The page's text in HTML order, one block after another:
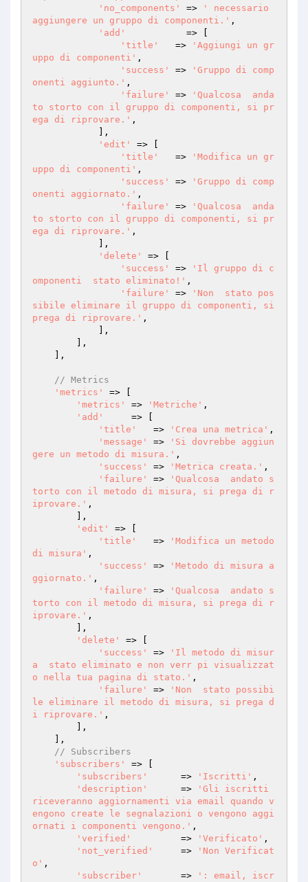
'no_components'
=>
' necessario
aggiungere un gruppo di componenti.' ,
'add'
           => [
'title'
   =>
'Aggiungi un gr
uppo di componenti' ,
'success'
=>
'Gruppo di comp
onenti aggiunto.' ,
'failure'
=>
'Qualcosa  anda
to storto con il gruppo di componenti, si pr
ega di riprovare.' ,
'edit'
=> [
'title'
   =>
'Modifica un gr
uppo di componenti' ,
'success'
=>
'Gruppo di comp
onenti aggiornato.' ,
'failure'
=>
'Qualcosa  anda
to storto con il gruppo di componenti, si pr
ega di riprovare.' ,
'delete'
=> [
'success'
=>
'Il gruppo di c
omponenti  stato eliminato!' ,
'failure'
=>
'Non  stato pos
sibile eliminare il gruppo di componenti, si
prega di riprovare.' ,
// Metrics
'metrics'
=> [
'metrics'
=> 'Metriche' ,
'add'
     => [
'title'
   =>
'Crea una metrica' ,
'message'
=>
'Si dovrebbe aggiun
gere un metodo di misura.' ,
'success'
=> 'Metrica creata.' ,
'failure'
=>
'Qualcosa  andato s
torto con il metodo di misura, si prega di r
iprovare.' ,
'edit'
=> [
'title'
   =>
'Modifica un metodo
di misura' ,
'success'
=>
'Metodo di misura a
ggiornato.' ,
'failure'
=>
'Qualcosa  andato s
torto con il metodo di misura, si prega di r
iprovare.' ,
'delete'
=> [
'success'
=>
'Il metodo di misur
a  stato eliminato e non verr pi visualizzat
o nella tua pagina di stato.' ,
'failure'
=>
'Non  stato possibi
le eliminare il metodo di misura, si prega d
i riprovare.' ,
// Subscribers
'subscribers'
=> [
'subscribers'
      =>
'Iscritti' ,
'description'
      =>
'Gli iscritti
riceveranno aggiornamenti via email quando v
engono create le segnalazioni o vengono aggi
ornati i componenti vengono.' ,
'verified'
         =>
'Verificato' ,
'not_verified'
     =>
'Non Verificat
o' ,
'subscriber'
       =>
': email, iscr